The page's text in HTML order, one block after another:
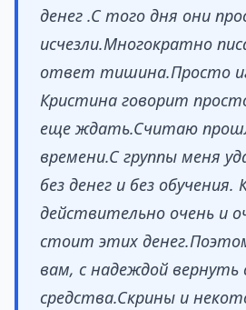
денег .С того дня они
исчезли.Многократно
ответ тишина.Просто
Кристина говорит
еще ждать.Считаю
времени.С группы меня
без денег и без обучения.
действительно очень и
стоит этих
вам, с надеждой вернуть
средства.Скрины и